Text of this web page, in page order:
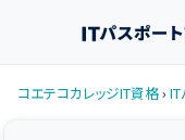
コエテコカレッジIT資格› IT